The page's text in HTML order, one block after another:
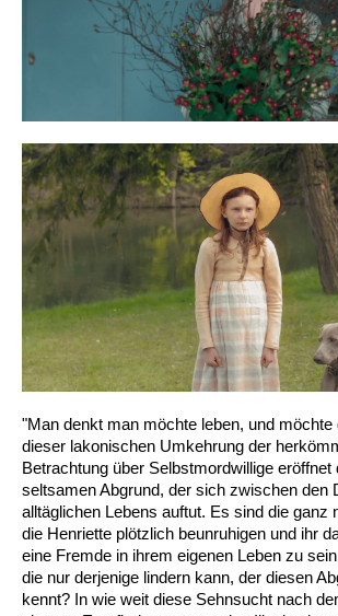
"Man denkt man möchte leben, und möchte
dieser lakonischen Umkehrung der
Betrachtung über Selbstmordwillige eröffnet
seltsamen Abgrund, der sich zwischen den
alltäglichen Lebens auftut. Es sind die ganz
die Henriette plötzlich beunruhigen und ihr
eine Fremde in ihrem eigenen Leben zu
die nur derjenige lindern kann, der diesen
kennt? In wie weit diese Sehnsucht nach